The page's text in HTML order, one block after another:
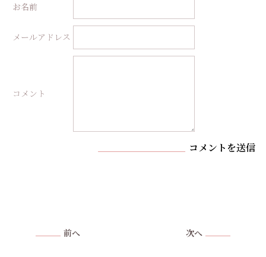
お名前
メールアドレス
コメント
コメントを送信
前へ 次へ